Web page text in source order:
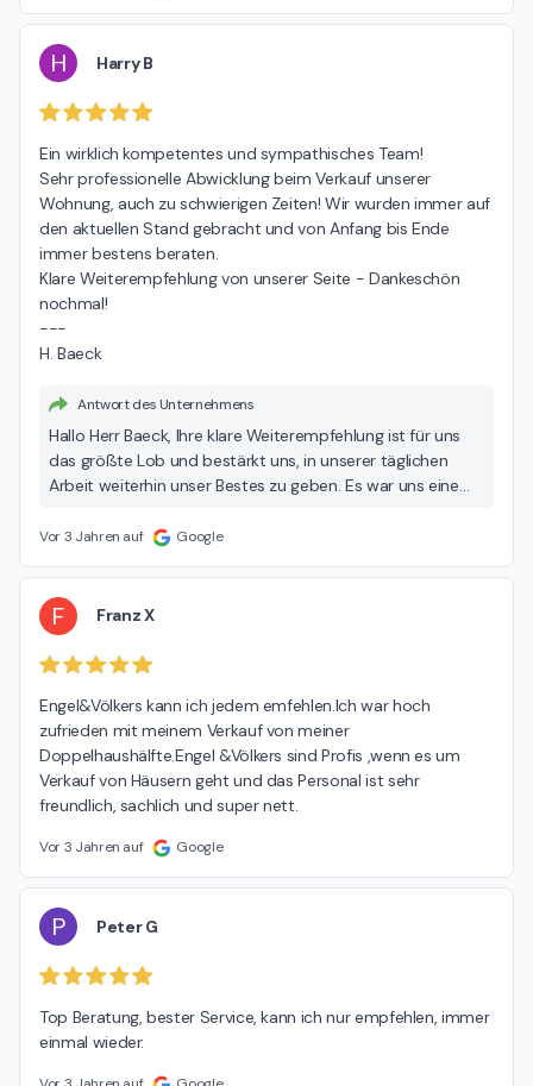
bedanken uns für die durchweg positive Zusammenarbeit.
Ihr Engel & Völkers Team Pfaffenhofen
H Harry B
Ein wirklich kompetentes und sympathisches Team!
Sehr professionelle Abwicklung beim Verkauf unserer
Wohnung, auch zu schwierigen Zeiten! Wir wurden immer auf
den aktuellen Stand gebracht und von Anfang bis Ende
immer bestens beraten.
Klare Weiterempfehlung von unserer Seite - Dankeschön
nochmal!
---
H. Baeck
Antwort des Unternehmens
Hallo Herr Baeck, Ihre klare Weiterempfehlung ist für uns
das größte Lob und bestärkt uns, in unserer täglichen
Arbeit weiterhin unser Bestes zu geben. Es war uns eine
gerade in diesen herausfordernden Zeiten. Wir sind stets
Erfahrung zu bieten, angefangen bei der Erstberatung bis
hin zum erfolgreichen Abschluss. Sollten Sie in der Zukunft
weitere Unterstützung benötigen, stehen wir Ihnen gerne
zur Seite. Ihr Engel & Völkers Team Pfaffenhofen
Vor 3 Jahren auf Google
F Franz X
Engel&Völkers kann ich jedem emfehlen.Ich war hoch
zufrieden mit meinem Verkauf von meiner
Doppelhaushälfte.Engel &Völkers sind Profis ,wenn es um
Verkauf von Häusern geht und das Personal ist sehr
freundlich, sachlich und super nett.
Vor 3 Jahren auf Google
P Peter G
Top Beratung, bester Service, kann ich nur empfehlen, immer
einmal wieder.